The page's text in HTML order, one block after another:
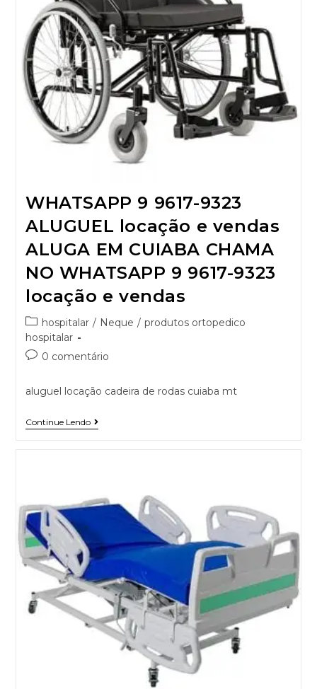
WHATSAPP 9 9617-9323
ALUGUEL locação e vendas
ALUGA EM CUIABA CHAMA
NO WHATSAPP 9 9617-9323
locação e vendas
hospitalar / Neque / produtos ortopedico
hospitalar
0 comentário
aluguel locação cadeira de rodas cuiaba mt
Continue Lendo